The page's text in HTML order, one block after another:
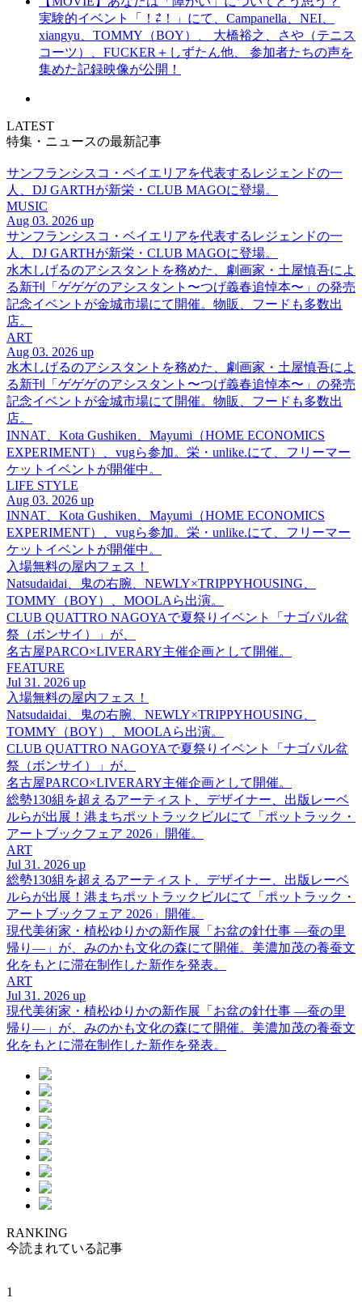
実験的イベント「！⇄！」にて、Campanella、NEI、
xiangyu、TOMMY（BOY）、 大橋裕之、さや（テニス
コーツ）、FUCKER＋しずたん他、 参加者たちの声を
集めた記録映像が公開！
LATEST
特集・ニュースの最新記事
サンフランシスコ・ベイエリアを代表するレジェンドの一
人、DJ GARTHが新栄・CLUB MAGOに登場。
MUSIC
Aug 03. 2026 up
サンフランシスコ・ベイエリアを代表するレジェンドの一
人、DJ GARTHが新栄・CLUB MAGOに登場。
水木しげるのアシスタントを務めた、劇画家・土屋慎吾によ
る新刊「ゲゲゲのアシスタント〜つげ義春追悼本〜」の発売
記念イベントが金城市場にて開催。物販、フードも多数出
店。
ART
Aug 03. 2026 up
水木しげるのアシスタントを務めた、劇画家・土屋慎吾によ
る新刊「ゲゲゲのアシスタント〜つげ義春追悼本〜」の発売
記念イベントが金城市場にて開催。物販、フードも多数出
店。
INNAT、Kota Gushiken、Mayumi（HOME ECONOMICS
EXPERIMENT）、vugら参加。栄・unlike.にて、フリーマー
ケットイベントが開催中。
LIFE STYLE
Aug 03. 2026 up
INNAT、Kota Gushiken、Mayumi（HOME ECONOMICS
EXPERIMENT）、vugら参加。栄・unlike.にて、フリーマー
ケットイベントが開催中。
入場無料の屋内フェス！
Natsudaidai、鬼の右腕、NEWLY×TRIPPYHOUSING、
TOMMY（BOY）、MOOLAら出演。
CLUB QUATTRO NAGOYAで夏祭りイベント「ナゴパル盆
祭（ボンサイ）」が、
名古屋PARCO×LIVERARY主催企画として開催。
FEATURE
Jul 31. 2026 up
入場無料の屋内フェス！
Natsudaidai、鬼の右腕、NEWLY×TRIPPYHOUSING、
TOMMY（BOY）、MOOLAら出演。
CLUB QUATTRO NAGOYAで夏祭りイベント「ナゴパル盆
祭（ボンサイ）」が、
名古屋PARCO×LIVERARY主催企画として開催。
総勢130組を超えるアーティスト、デザイナー、出版レーベ
ルらが出展！港まちポットラックビルにて「ポットラック・
アートブックフェア 2026」開催。
ART
Jul 31. 2026 up
総勢130組を超えるアーティスト、デザイナー、出版レーベ
ルらが出展！港まちポットラックビルにて「ポットラック・
アートブックフェア 2026」開催。
現代美術家・植松ゆりかの新作展「お盆の針仕事 ―蚕の里
帰り―」が、みのかも文化の森にて開催。美濃加茂の養蚕文
化をもとに滞在制作した新作を発表。
ART
Jul 31. 2026 up
現代美術家・植松ゆりかの新作展「お盆の針仕事 ―蚕の里
帰り―」が、みのかも文化の森にて開催。美濃加茂の養蚕文
化をもとに滞在制作した新作を発表。
RANKING
今読まれている記事
1